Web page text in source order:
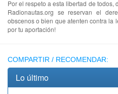
Por el respeto a esta libertad de todos,
Radionautas.org se reservan el
obscenos o bien que atenten contra la
por tu aportación!
COMPARTIR / RECOMENDAR:
Lo último